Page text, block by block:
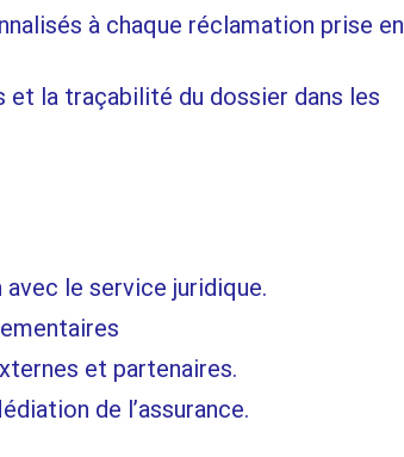
à chaque réclamation prise en
et la traçabilité du dossier dans les
le service juridique.
et partenaires.
de l’assurance.